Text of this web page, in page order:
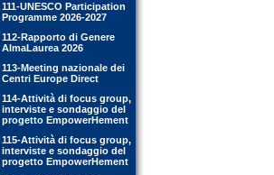
111-UNESCO Participation
Programme 2026-2027
112-Rapporto di Genere
AlmaLaurea 2026
113-Meeting nazionale dei
Centri Europe Direct
114-Attività di focus group,
interviste e sondaggio del
progetto EmpowerHement
115-Attività di focus group,
interviste e sondaggio del
progetto EmpowerHement